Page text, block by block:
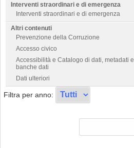
Interventi straordinari e di emergenza
Interventi straordinari e di emergenza
Altri contenuti
Prevenzione della Corruzione
Accesso civico
Accessibilità e Catalogo di dati, metadati e
banche dati
Dati ulteriori
Filtra per anno: